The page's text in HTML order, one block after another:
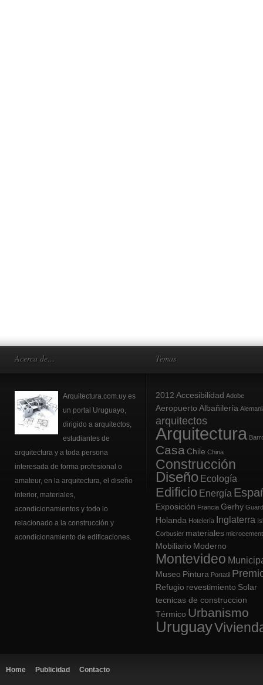
Acerca de…
Arquitectura.com.uy es
un portal Uruguayo,
dirigido a arquitectos,
estudiantes de
arquitectura y a toda persona
interesada de forma profesional o
amateur, en la arquitectura, el diseño
interior, materiales,
acondicionamientos y todo lo
relacionado a la construcción y
acondicionamiento de edificaciones.
Temas
2012 Accesibilidad Adobe
Aeropuerto Albañilería
arquitectos
Arquitectura
Casa Chile China
Construcción
Diseño Ecología
Edificio Energía
Exposición Francia Gerhy
Holanda Hotelería Inglaterra
Corbusier materiales
Mobiliario Moderno
Montevideo
Museo Pintura Portatil
Refugio revestimiento Solar
tecnicas de construccion
Térmico Urbanismo
Uruguay
Home Publicidad Contacto